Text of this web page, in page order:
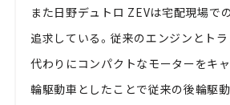
また日野デュトロ ZEVは宅配現場で
追求している。従来のエンジンとト
代わりにコンパクトなモーターをキ
輪駆動車としたことで従来の後輪駆